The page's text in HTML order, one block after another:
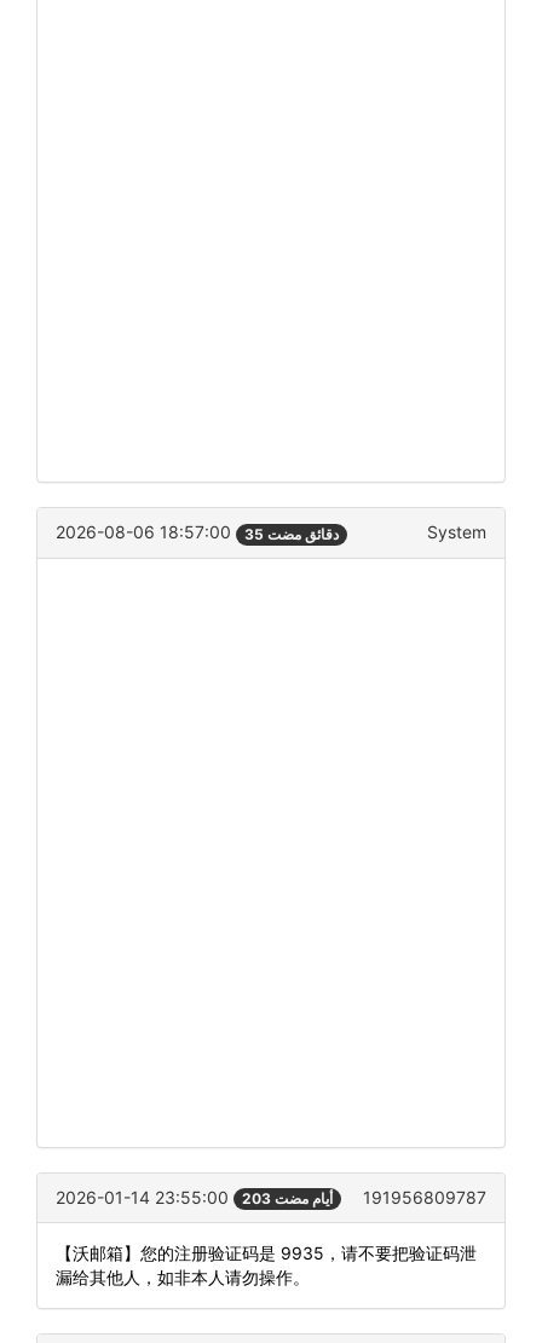
2026-08-06 18:57:00 35 دقائق مضت System
2026-01-14 23:55:00 203 أيام مضت 191956809787
【沃邮箱】您的注册验证码是 9935，请不要把验证码泄
漏给其他人，如非本人请勿操作。